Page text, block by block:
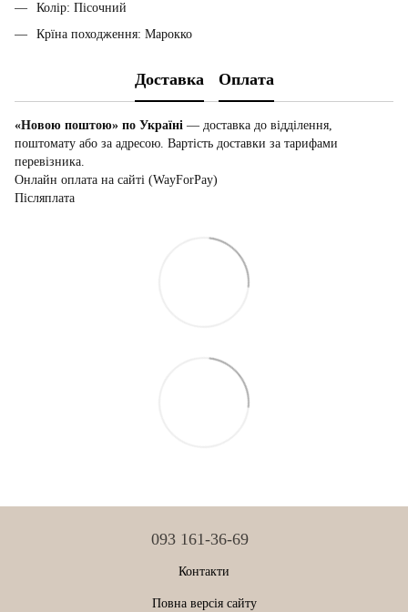
Колір: Пісочний
Крїна походження: Марокко
Доставка Оплата
«Новою поштою» по Україні — доставка до відділення,
поштомату або за адресою. Вартість доставки за тарифами
перевізника.
Онлайн оплата на сайті (WayForPay)
Післяплата
093 161-36-69
Контакти
Повна версія сайту